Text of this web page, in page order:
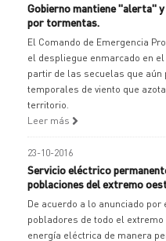
Gobierno mantiene "alerta"
por tormentas.
El Comando de Emergencia
el despliegue enmarcado en
partir de las secuelas que
temporales de viento que
territorio.
Leer más
23-10-2016
Servicio eléctrico
poblaciones del extremo
De acuerdo a lo anunciado
pobladores de todo el
energía eléctrica de manera